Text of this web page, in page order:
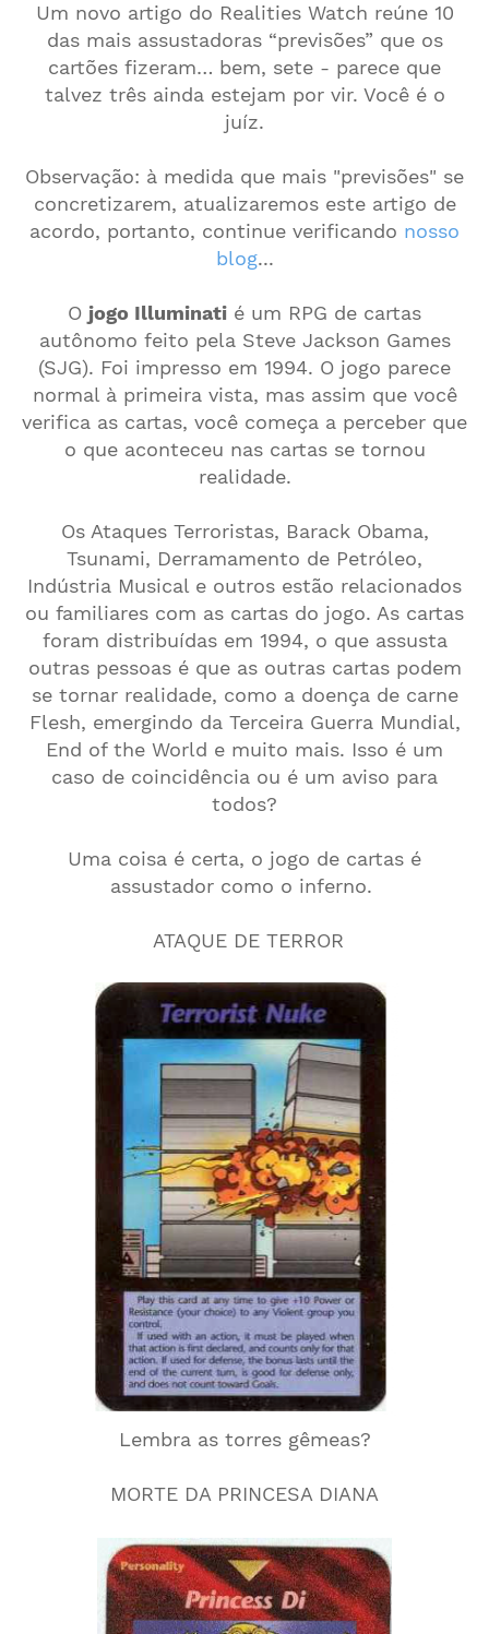
Um novo artigo do Realities Watch reúne 10
das mais assustadoras “previsões” que os
cartões fizeram… ​​bem, sete - parece que
talvez três ainda estejam por vir. Você é o
juíz.
Observação: à medida que mais "previsões" se
concretizarem, atualizaremos este artigo de
acordo, portanto, continue verificando nosso
blog...
O jogo Illuminati é um RPG de cartas
autônomo feito pela Steve Jackson Games
(SJG). Foi impresso em 1994. O jogo parece
normal à primeira vista, mas assim que você
verifica as cartas, você começa a perceber que
o que aconteceu nas cartas se tornou
realidade.
Os Ataques Terroristas, Barack Obama,
Tsunami, Derramamento de Petróleo,
Indústria Musical e outros estão relacionados
ou familiares com as cartas do jogo. As cartas
foram distribuídas em 1994, o que assusta
outras pessoas é que as outras cartas podem
se tornar realidade, como a doença de carne
Flesh, emergindo da Terceira Guerra Mundial,
End of the World e muito mais. Isso é um
caso de coincidência ou é um aviso para
todos?
Uma coisa é certa, o jogo de cartas é
assustador como o inferno.
ATAQUE DE TERROR
Lembra as torres gêmeas?
MORTE DA PRINCESA DIANA